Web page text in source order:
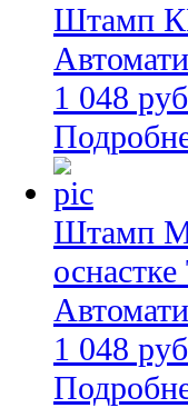
Штамп
1 048
Штамп
1 048